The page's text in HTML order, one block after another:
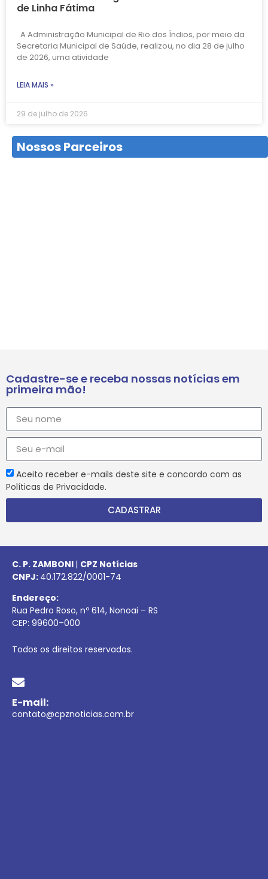
de Linha Fátima
A Administração Municipal de Rio dos Índios, por meio da
Secretaria Municipal de Saúde, realizou, no dia 28 de julho
de 2026, uma atividade
LEIA MAIS »
29 de julho de 2026
Nossos Parceiros
Cadastre-se e receba nossas notícias em
primeira mão!
Aceito receber e-mails deste site e concordo com as
Políticas de Privacidade.
CADASTRAR
C. P. ZAMBONI | CPZ Notícias
CNPJ: 40.172.822/0001-74
Endereço:
Rua Pedro Roso, nº 614, Nonoai – RS
CEP: 99600–000
Todos os direitos reservados.
E-mail:
contato@cpznoticias.com.br